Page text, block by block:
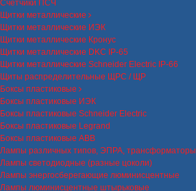
Счетчики ПСЧ
Щитки металлические
Щитки металлические ИЭК
Щитки металлические Кронус
Щитки металлические DKC IP-65
Щитки металлические Schneider Electric IP-66
Щиты распределительные ЩРС / ЩР
Боксы пластиковые
Боксы пластиковые ИЭК
Боксы пластиковые Schneider Electric
Боксы пластиковые Legrand
Боксы пластиковые ABB
Лампы различных типов, ЭПРА, трансформаторы
Лампы светодиодные (разные цоколи)
Лампы энергосберегающие люминисцентные
Лампы люминисцентные штырьковые